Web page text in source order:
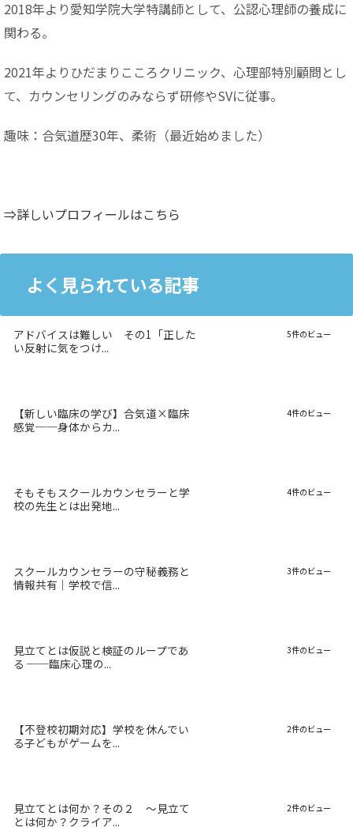
2018年より愛知学院大学特講師として、公認心理師の養成に
関わる。
2021年よりひだまりこころクリニック、心理部特別顧問とし
て、カウンセリングのみならず研修やSVに従事。
趣味：合気道歴30年、柔術（最近始めました）
⇒詳しいプロフィールはこちら
よく見られている記事
アドバイスは難しい その1「正した
い反射に気をつけ...
5件のビュー
【新しい臨床の学び】合気道×臨床
感覚──身体からカ...
4件のビュー
そもそもスクールカウンセラーと学
校の先生とは出発地...
4件のビュー
スクールカウンセラーの守秘義務と
情報共有｜学校で信...
3件のビュー
見立てとは仮説と検証のループであ
る ──臨床心理の...
3件のビュー
【不登校初期対応】学校を休んでい
る子どもがゲームを...
2件のビュー
見立てとは何か？その２ 〜見立て
とは何か？クライア...
2件のビュー